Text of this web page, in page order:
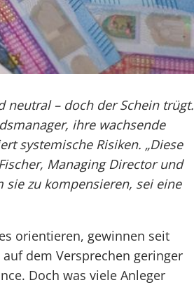
neutral – doch der Schein trügt.
ihre wachsende
systemische Risiken. „Diese
Managing Director und
zu kompensieren, sei eine
orientieren, gewinnen seit
auf dem Versprechen geringer
Doch was viele Anleger